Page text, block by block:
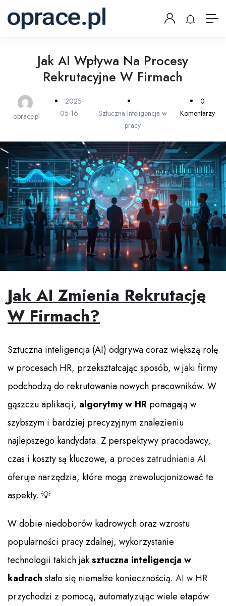
Jak AI Wpływa Na Procesy
Rekrutacyjne W Firmach
oprace.pl
2025-
05-16
Sztuczna Inteligencja w
pracy
0
Komentarzy
Jak AI Zmienia Rekrutację
W Firmach?
Sztuczna inteligencja (AI) odgrywa coraz większą rolę
w procesach HR, przekształcając sposób, w jaki firmy
podchodzą do rekrutowania nowych pracowników. W
gąszczu aplikacji, algorytmy w HR pomagają w
szybszym i bardziej precyzyjnym znalezieniu
najlepszego kandydata. Z perspektywy pracodawcy,
czas i koszty są kluczowe, a proces zatrudniania AI
oferuje narzędzia, które mogą zrewolucjonizować te
aspekty. 💡
W dobie niedoborów kadrowych oraz wzrostu
popularności pracy zdalnej, wykorzystanie
technologii takich jaksztuczna inteligencja w
kadrach stało się niemalże koniecznością. AI w HR
przychodzi z pomocą, automatyzując wiele etapów